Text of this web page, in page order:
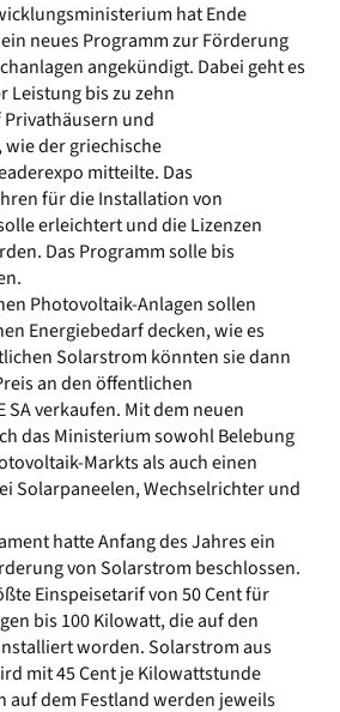
hat Ende
neues Programm zur Förderung
angekündigt. Dabei geht es
Leistung bis zu zehn
und
wie der griechische
mitteilte. Das
für die Installation von
erleichtert und die Lizenzen
Das Programm solle bis
Photovoltaik-Anlagen sollen
Energiebedarf decken, wie es
Solarstrom könnten sie dann
an den öffentlichen
SA verkaufen. Mit dem neuen
das Ministerium sowohl Belebung
Markts als auch einen
Solarpaneelen, Wechselrichter und
hatte Anfang des Jahres ein
von Solarstrom beschlossen.
Einspeisetarif von 50 Cent für
bis 100 Kilowatt, die auf den
worden. Solarstrom aus
mit 45 Cent je Kilowattstunde
auf dem Festland werden jeweils